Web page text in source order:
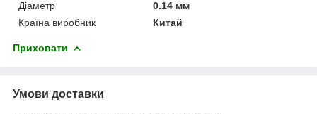
Діаметр
0.14 мм
Країна виробник
Китай
Приховати
Умови доставки